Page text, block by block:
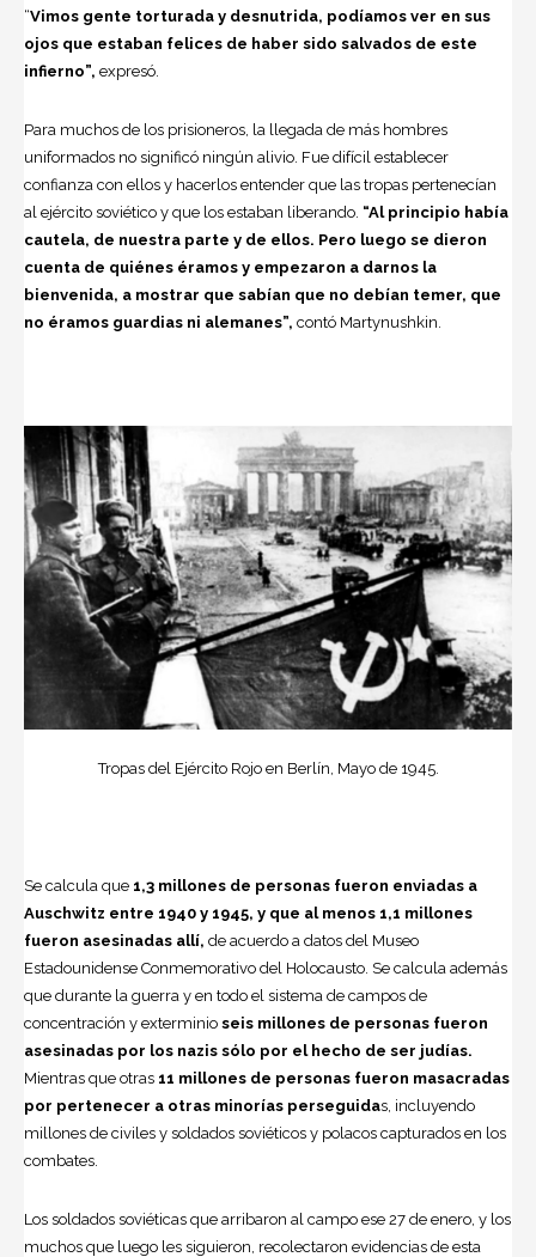
“Vimos gente torturada y desnutrida, podíamos ver en sus
ojos que estaban felices de haber sido salvados de este
infierno”, expresó.
Para muchos de los prisioneros, la llegada de más hombres
uniformados no significó ningún alivio. Fue difícil establecer
confianza con ellos y hacerlos entender que las tropas pertenecían
al ejército soviético y que los estaban liberando. “Al principio había
cautela, de nuestra parte y de ellos. Pero luego se dieron
cuenta de quiénes éramos y empezaron a darnos la
bienvenida, a mostrar que sabían que no debían temer, que
no éramos guardias ni alemanes”, contó Martynushkin.
Tropas del Ejército Rojo en Berlín, Mayo de 1945.
Se calcula que 1,3 millones de personas fueron enviadas a
Auschwitz entre 1940 y 1945, y que al menos 1,1 millones
fueron asesinadas allí, de acuerdo a datos del Museo
Estadounidense Conmemorativo del Holocausto. Se calcula además
que durante la guerra y en todo el sistema de campos de
concentración y exterminio seis millones de personas fueron
asesinadas por los nazis sólo por el hecho de ser judías.
Mientras que otras 11 millones de personas fueron masacradas
por pertenecer a otras minorías perseguidas, incluyendo
millones de civiles y soldados soviéticos y polacos capturados en los
combates.
Los soldados soviéticas que arribaron al campo ese 27 de enero, y los
muchos que luego les siguieron, recolectaron evidencias de esta